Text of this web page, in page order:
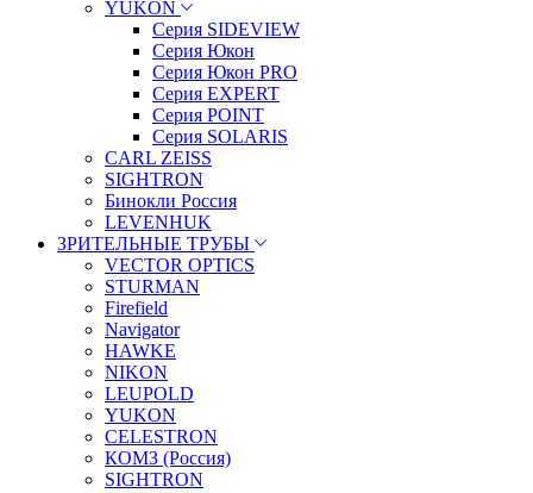
YUKON
Серия SIDEVIEW
Серия Юкон
Серия Юкон PRO
Серия EXPERT
Серия POINT
Серия SOLARIS
CARL ZEISS
SIGHTRON
Бинокли Россия
LEVENHUK
ЗРИТЕЛЬНЫЕ ТРУБЫ
VECTOR OPTICS
STURMAN
Firefield
Navigator
HAWKE
NIKON
LEUPOLD
YUKON
CELESTRON
КОМЗ (Россия)
SIGHTRON